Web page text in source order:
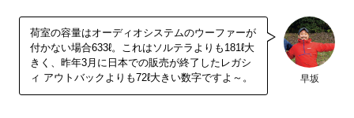
荷室の容量はオーディオシステムのウーファーが
付かない場合633ℓ。これはソルテラよりも181ℓ大
きく、昨年3月に日本での販売が終了したレガシ
ィ アウトバックよりも72ℓ大きい数字ですよ～。
早坂